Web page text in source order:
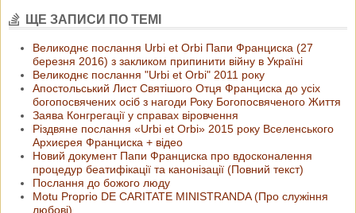
ЩЕ ЗАПИСИ ПО ТЕМІ
Великоднє послання Urbi et Orbi Папи Франциска (27
березня 2016) з закликом припинити війну в Україні
Великоднє послання "Urbi et Orbi" 2011 року
Апостольський Лист Святішого Отця Франциска до усіх
богопосвячених осіб з нагоди Року Богопосвяченого Життя
Заява Конгрегації у справах віровчення
Різдвяне послання «Urbi et Orbi» 2015 року Вселенського
Архиєрея Франциска + відео
Новий документ Папи Франциска про вдосконалення
процедур беатифікації та канонізації (Повний текст)
Послання до божого люду
Motu Proprio DE CARITATE MINISTRANDA (Про служіння
любові)